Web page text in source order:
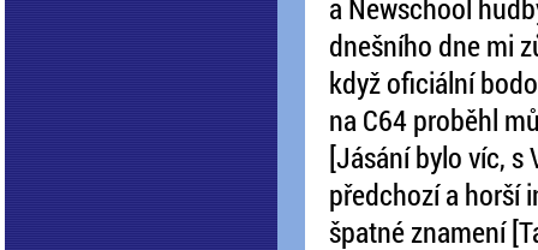
a Newschool
dnešního dne mi
když oficiální
na C64 proběhl
[Jásání bylo víc, s
předchozí a horší
špatné znamení